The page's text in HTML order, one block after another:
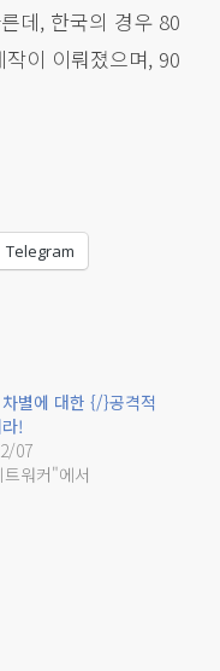
데, 한국의 경우 80
이 이뤄졌으며, 90
Telegram
별에 대한 {/}공격적
!
07
워커"에서